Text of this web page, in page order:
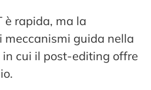
è rapida, ma la
meccanismi guida nella
cui il post-editing offre